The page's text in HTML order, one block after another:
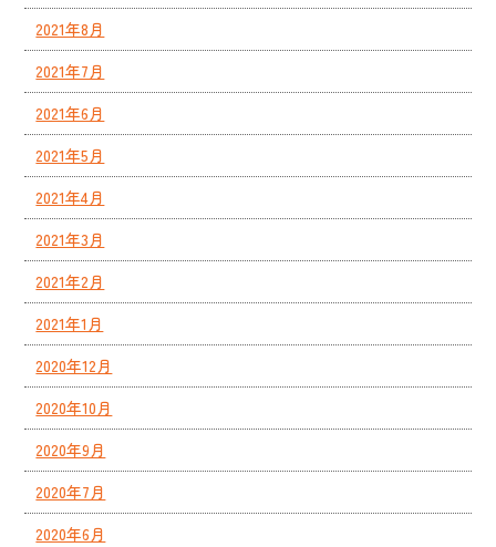
2021年8月
2021年7月
2021年6月
2021年5月
2021年4月
2021年3月
2021年2月
2021年1月
2020年12月
2020年10月
2020年9月
2020年7月
2020年6月